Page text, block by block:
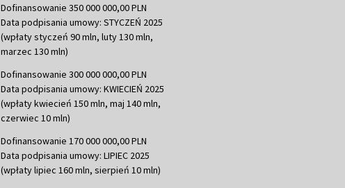
Dofinansowanie 350 000 000,00 PLN
Data podpisania umowy: STYCZEŃ 2025
(wpłaty styczeń 90 mln, luty 130 mln,
marzec 130 mln)
Dofinansowanie 300 000 000,00 PLN
Data podpisania umowy: KWIECIEŃ 2025
(wpłaty kwiecień 150 mln, maj 140 mln,
czerwiec 10 mln)
Dofinansowanie 170 000 000,00 PLN
Data podpisania umowy: LIPIEC 2025
(wpłaty lipiec 160 mln, sierpień 10 mln)